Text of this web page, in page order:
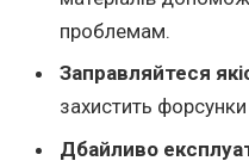
проблемам.
Заправляйтеся
захистить
Дбайливо